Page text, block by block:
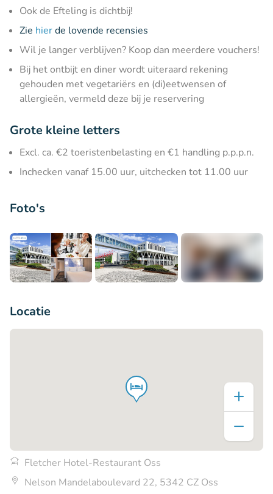
Ook de Efteling is dichtbij!
Zie hierde lovende recensies
Wil je langer verblijven? Koop dan meerdere vouchers!
Bij het ontbijt en diner wordt uiteraard rekening
gehouden met vegetariërs en (di)eetwensen of
allergieën, vermeld deze bij je reservering
Grote kleine letters
Excl. ca. €2 toeristenbelasting en €1 handling p.p.p.n.
Inchecken vanaf 15.00 uur, uitchecken tot 11.00 uur
Foto's
Locatie
Fletcher Hotel-Restaurant Oss
Nelson Mandelaboulevard 22, 5342 CZ Oss